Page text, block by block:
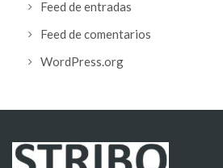
Feed de entradas
Feed de comentarios
WordPress.org